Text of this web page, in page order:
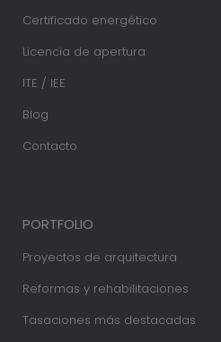
Certificado energético
Licencia de apertura
ITE / IEE
Blog
Contacto
PORTFOLIO
Proyectos de arquitectura
Reformas y rehabilitaciones
Tasaciones más destacadas